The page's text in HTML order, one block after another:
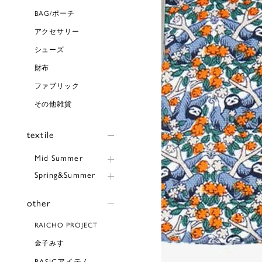
BAG/ポーチ
アクセサリー
シューズ
財布
ファブリック
その他雑貨
textile
Mid Summer
Spring&Summer
other
RAICHO PROJECT
金子みすゞ